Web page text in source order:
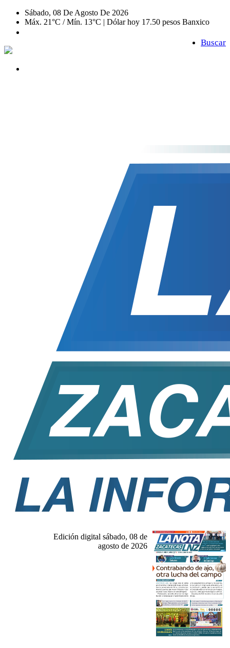
Sábado, 08 De Agosto De 2026
Máx. 21°C / Mín. 13°C | Dólar hoy 17.50 pesos Banxico
Buscar
Edición digital sábado, 08 de
agosto de 2026